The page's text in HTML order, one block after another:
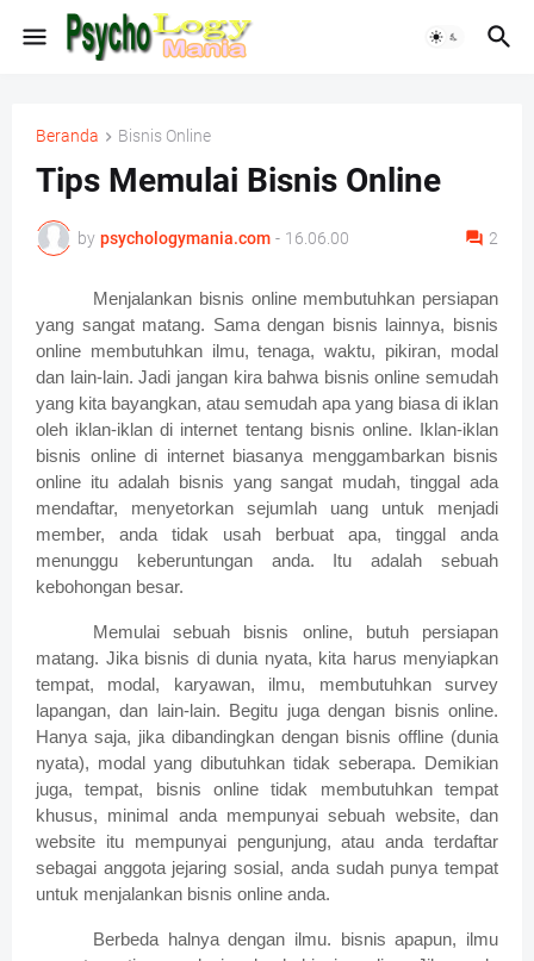
Beranda Bisnis Online
Tips Memulai Bisnis Online
by psychologymania.com - 16.06.00 2
Menjalankan bisnis online membutuhkan persiapan
yang sangat matang. Sama dengan bisnis lainnya, bisnis
online membutuhkan ilmu, tenaga, waktu, pikiran, modal
dan lain-lain. Jadi jangan kira bahwa bisnis online semudah
yang kita bayangkan, atau semudah apa yang biasa di iklan
oleh iklan-iklan di internet tentang bisnis online. Iklan-iklan
bisnis online di internet biasanya menggambarkan bisnis
online itu adalah bisnis yang sangat mudah, tinggal ada
mendaftar, menyetorkan sejumlah uang untuk menjadi
member, anda tidak usah berbuat apa, tinggal anda
menunggu keberuntungan anda. Itu adalah sebuah
kebohongan besar.
Memulai sebuah bisnis online, butuh persiapan
matang. Jika bisnis di dunia nyata, kita harus menyiapkan
tempat, modal, karyawan, ilmu, membutuhkan survey
lapangan, dan lain-lain. Begitu juga dengan bisnis online.
Hanya saja, jika dibandingkan dengan bisnis offline (dunia
nyata), modal yang dibutuhkan tidak seberapa. Demikian
juga, tempat, bisnis online tidak membutuhkan tempat
khusus, minimal anda mempunyai sebuah website, dan
website itu mempunyai pengunjung, atau anda terdaftar
sebagai anggota jejaring sosial, anda sudah punya tempat
untuk menjalankan bisnis online anda.
Berbeda halnya dengan ilmu. bisnis apapun, ilmu